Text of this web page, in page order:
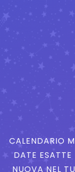
CALENDARIO
DATE ESATTE
NUOVA NEL